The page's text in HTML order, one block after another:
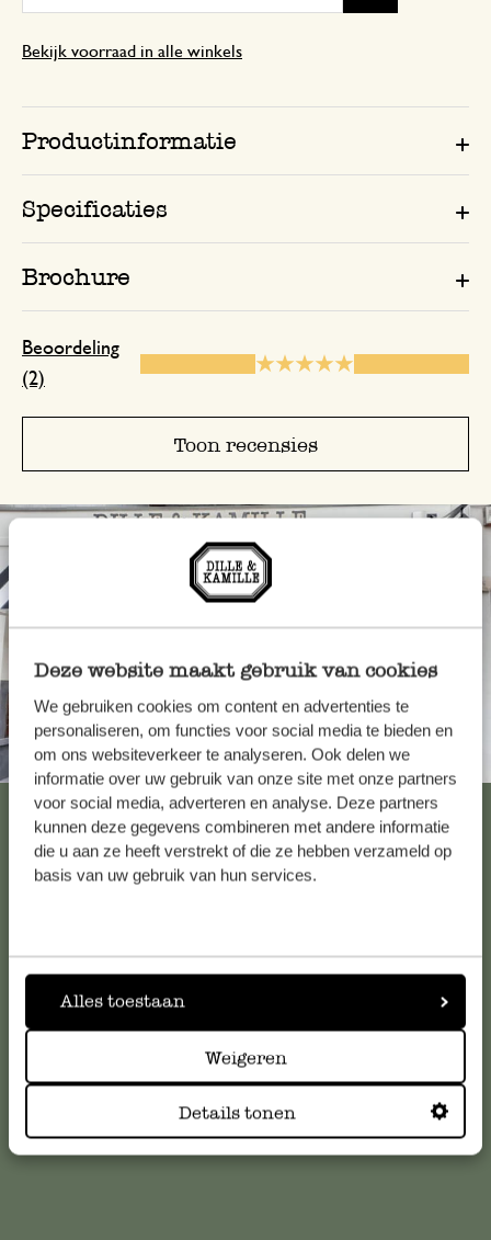
Deze website maakt gebruik van cookies
We gebruiken cookies om content en advertenties te
personaliseren, om functies voor social media te bieden en
om ons websiteverkeer te analyseren. Ook delen we
informatie over uw gebruik van onze site met onze partners
voor social media, adverteren en analyse. Deze partners
kunnen deze gegevens combineren met andere informatie
die u aan ze heeft verstrekt of die ze hebben verzameld op
basis van uw gebruik van hun services.
Alles toestaan
Weigeren
Details tonen
Bekijk voorraad in alle winkels
Productinformatie
Specificaties
Brochure
Beoordeling
(2)
Toon recensies
Altijd in de buurt
Bekijk alle 62 winkels
Voor vragen, tips of hulp kun je contact opnemen met onze
meestgestelde vragen.
klantenservice@dille-kamille.com
Online Klantenservice